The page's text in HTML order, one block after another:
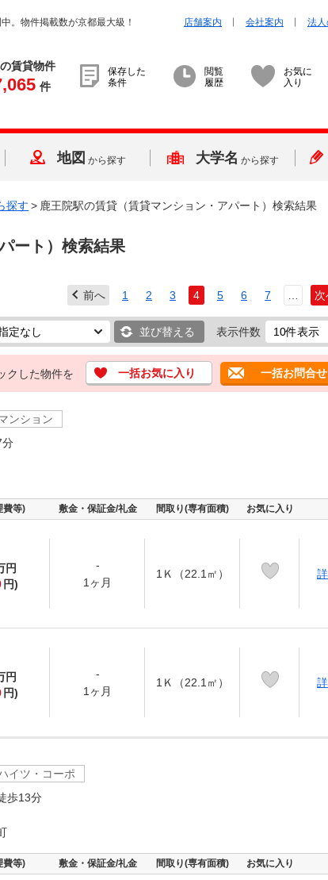
。物件掲載数が京都最大級！ 店舗案内 会社案内 法
賃貸物件
件
保存した
条件
閲覧
履歴
お気に
入り
地図 から探す 大学名 から探す
探す > 鹿王院駅の賃貸（賃貸マンション・アパート）検索結果
ート）検索結果
前へ 1 2 3 4 5 6 7
並び替える 表示件数
クした物件を 一括お気に入り 一括お問合せ
ンション
分
費等) 敷金・保証金/礼金 間取り(専有面積) お気に入り
円
円)
-
1ヶ月
1Ｋ（22.1㎡）
円
円)
-
1ヶ月
1Ｋ（22.1㎡）
イツ・コーポ
歩13分
費等) 敷金・保証金/礼金 間取り(専有面積) お気に入り